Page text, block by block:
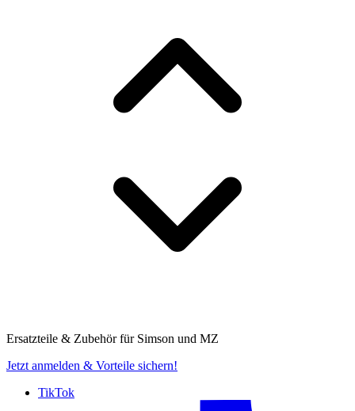
Ersatzteile & Zubehör für Simson und MZ
Jetzt anmelden & Vorteile sichern!
TikTok